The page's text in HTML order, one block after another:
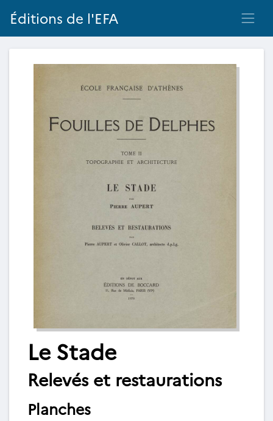
Éditions de l'EFA
Le Stade
Relevés et restaurations
Planches